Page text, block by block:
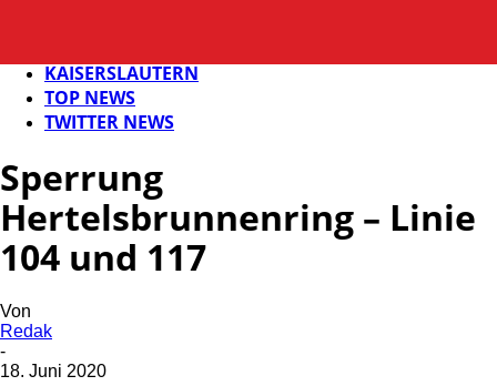
KAISERSLAUTERN
TOP NEWS
TWITTER NEWS
Sperrung
Hertelsbrunnenring – Linie
104 und 117
Von
Redak
-
18. Juni 2020